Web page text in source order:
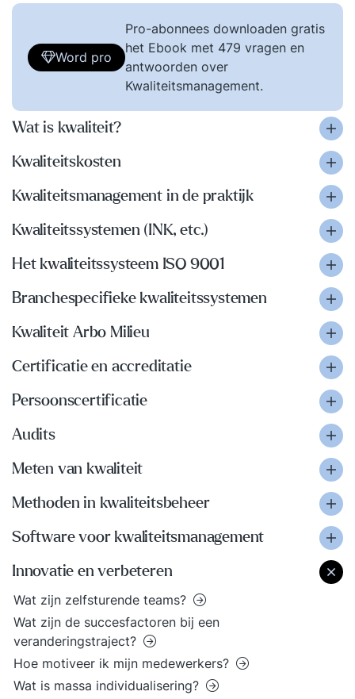
Word pro
Pro-abonnees downloaden gratis
het Ebook met 479 vragen en
antwoorden over
Kwaliteitsmanagement.
Wat is kwaliteit?
Kwaliteitskosten
Kwaliteitsmanagement in de praktijk
Kwaliteitssystemen (INK, etc.)
Het kwaliteitssysteem ISO 9001
Branchespecifieke kwaliteitssystemen
Kwaliteit Arbo Milieu
Certificatie en accreditatie
Persoonscertificatie
Audits
Meten van kwaliteit
Methoden in kwaliteitsbeheer
Software voor kwaliteitsmanagement
Innovatie en verbeteren
Wat zijn zelfsturende teams?
Wat zijn de succesfactoren bij een
veranderingstraject?
Hoe motiveer ik mijn medewerkers?
Wat is massa individualisering?